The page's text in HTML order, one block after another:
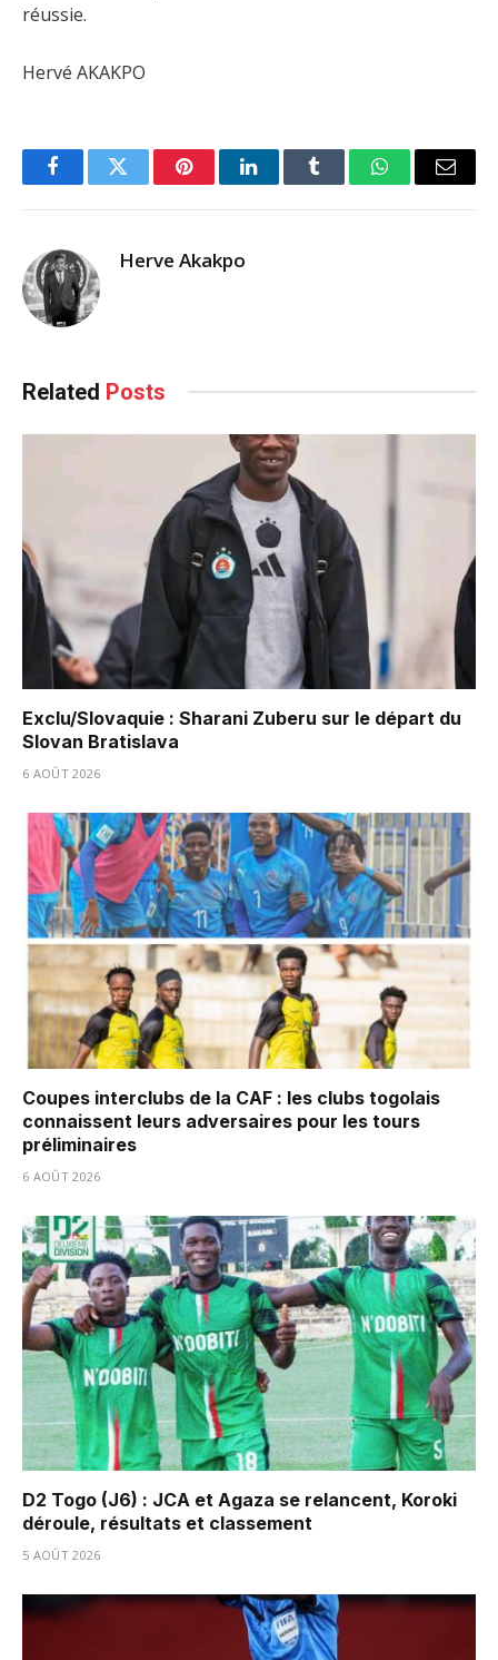
réussie.
Hervé AKAKPO
FacebookTwitter PinterestLinkedInTumblr WhatsAppEmail
Herve Akakpo
Related Posts
Exclu/Slovaquie : Sharani Zuberu sur le départ du
Slovan Bratislava
6 AOÛT 2026
Coupes interclubs de la CAF : les clubs togolais
connaissent leurs adversaires pour les tours
préliminaires
6 AOÛT 2026
D2 Togo (J6) : JCA et Agaza se relancent, Koroki
déroule, résultats et classement
5 AOÛT 2026